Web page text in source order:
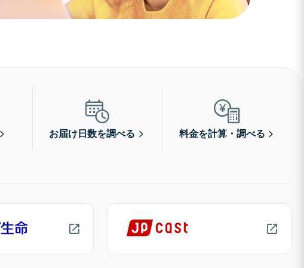
お届け日数を調べる 料金を計算・調べる